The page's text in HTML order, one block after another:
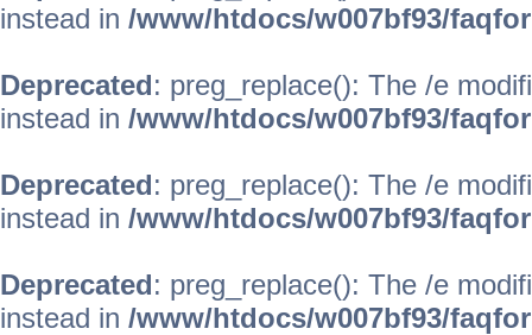
instead in /www/htdocs/w007bf93/
Deprecated: preg_replace(): The /e
instead in /www/htdocs/w007bf93/
Deprecated: preg_replace(): The /e
instead in /www/htdocs/w007bf93/
Deprecated: preg_replace(): The /e
instead in /www/htdocs/w007bf93/